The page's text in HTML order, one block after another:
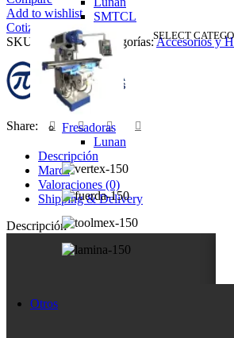
SELECT
SMTCL
Fresadoras
Lunan
Otros
Add to wishlist
Cotizar
SKU:
M2001382 Categorías:Accesorios y
Share:
Descripción
Marca
Valoraciones (0)
Shipping & Delivery
Descripción